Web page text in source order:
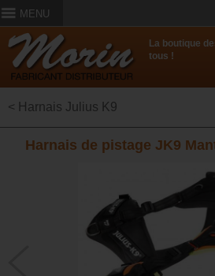
MENU
La boutique
tous !
< Harnais Julius K9
Harnais de pistage JK9